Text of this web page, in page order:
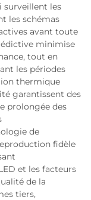
surveillent les
les schémas
avant toute
minimise
tout en
les périodes
thermique
garantissent des
prolongée des
de
fidèle
et les facteurs
de la
tiers,